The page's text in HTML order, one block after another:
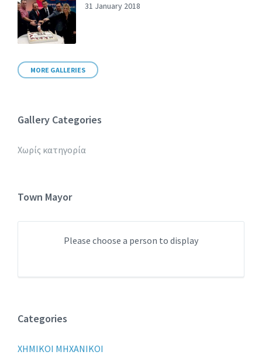
31 January 2018
MORE GALLERIES
Gallery Categories
Χωρίς κατηγορία
Town Mayor
Please choose a person to display
Categories
XHMIKOI MHXANIKOI